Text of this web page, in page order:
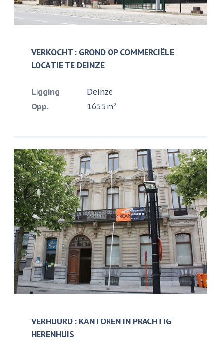
VERKOCHT : GROND OP COMMERCIËLE
LOCATIE TE DEINZE
Ligging
Deinze
Opp.
1655m²
VERHUURD : KANTOREN IN PRACHTIG
HERENHUIS